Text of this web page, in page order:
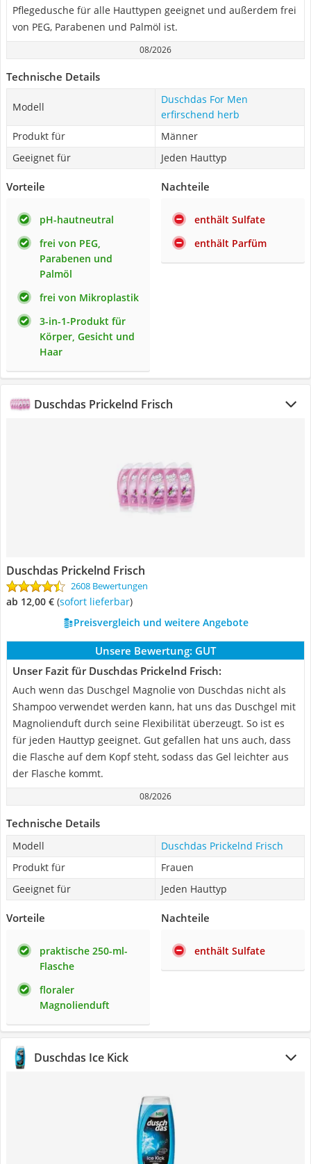
Pflegedusche für alle Hauttypen geeignet und außerdem frei
von PEG, Parabenen und Palmöl ist.
08/2026
Technische Details
Modell
Duschdas For Men
erfirschend herb
Produkt für
Männer
Geeignet für
Jeden Hauttyp
Vorteile
pH-hautneutral
frei von PEG,
Parabenen und
Palmöl
frei von Mikroplastik
3-in-1-Produkt für
Körper, Gesicht und
Haar
Nachteile
enthält Sulfate
enthält Parfüm
Duschdas Prickelnd Frisch
Duschdas Prickelnd Frisch
2608 Bewertungen
ab 12,00 € ( Sofort lieferbar)
Preisvergleich und weitere Angebote
Unsere Bewertung: GUT
Unser Fazit für Duschdas Prickelnd Frisch:
Auch wenn das Duschgel Magnolie von Duschdas nicht als
Shampoo verwendet werden kann, hat uns das Duschgel mit
Magnolienduft durch seine Flexibilität überzeugt. So ist es
für jeden Hauttyp geeignet. Gut gefallen hat uns auch, dass
die Flasche auf dem Kopf steht, sodass das Gel leichter aus
der Flasche kommt.
08/2026
Technische Details
Modell
Duschdas Prickelnd Frisch
Produkt für
Frauen
Geeignet für
Jeden Hauttyp
Vorteile
praktische 250-ml-
Flasche
floraler
Magnolienduft
Nachteile
enthält Sulfate
Duschdas Ice Kick